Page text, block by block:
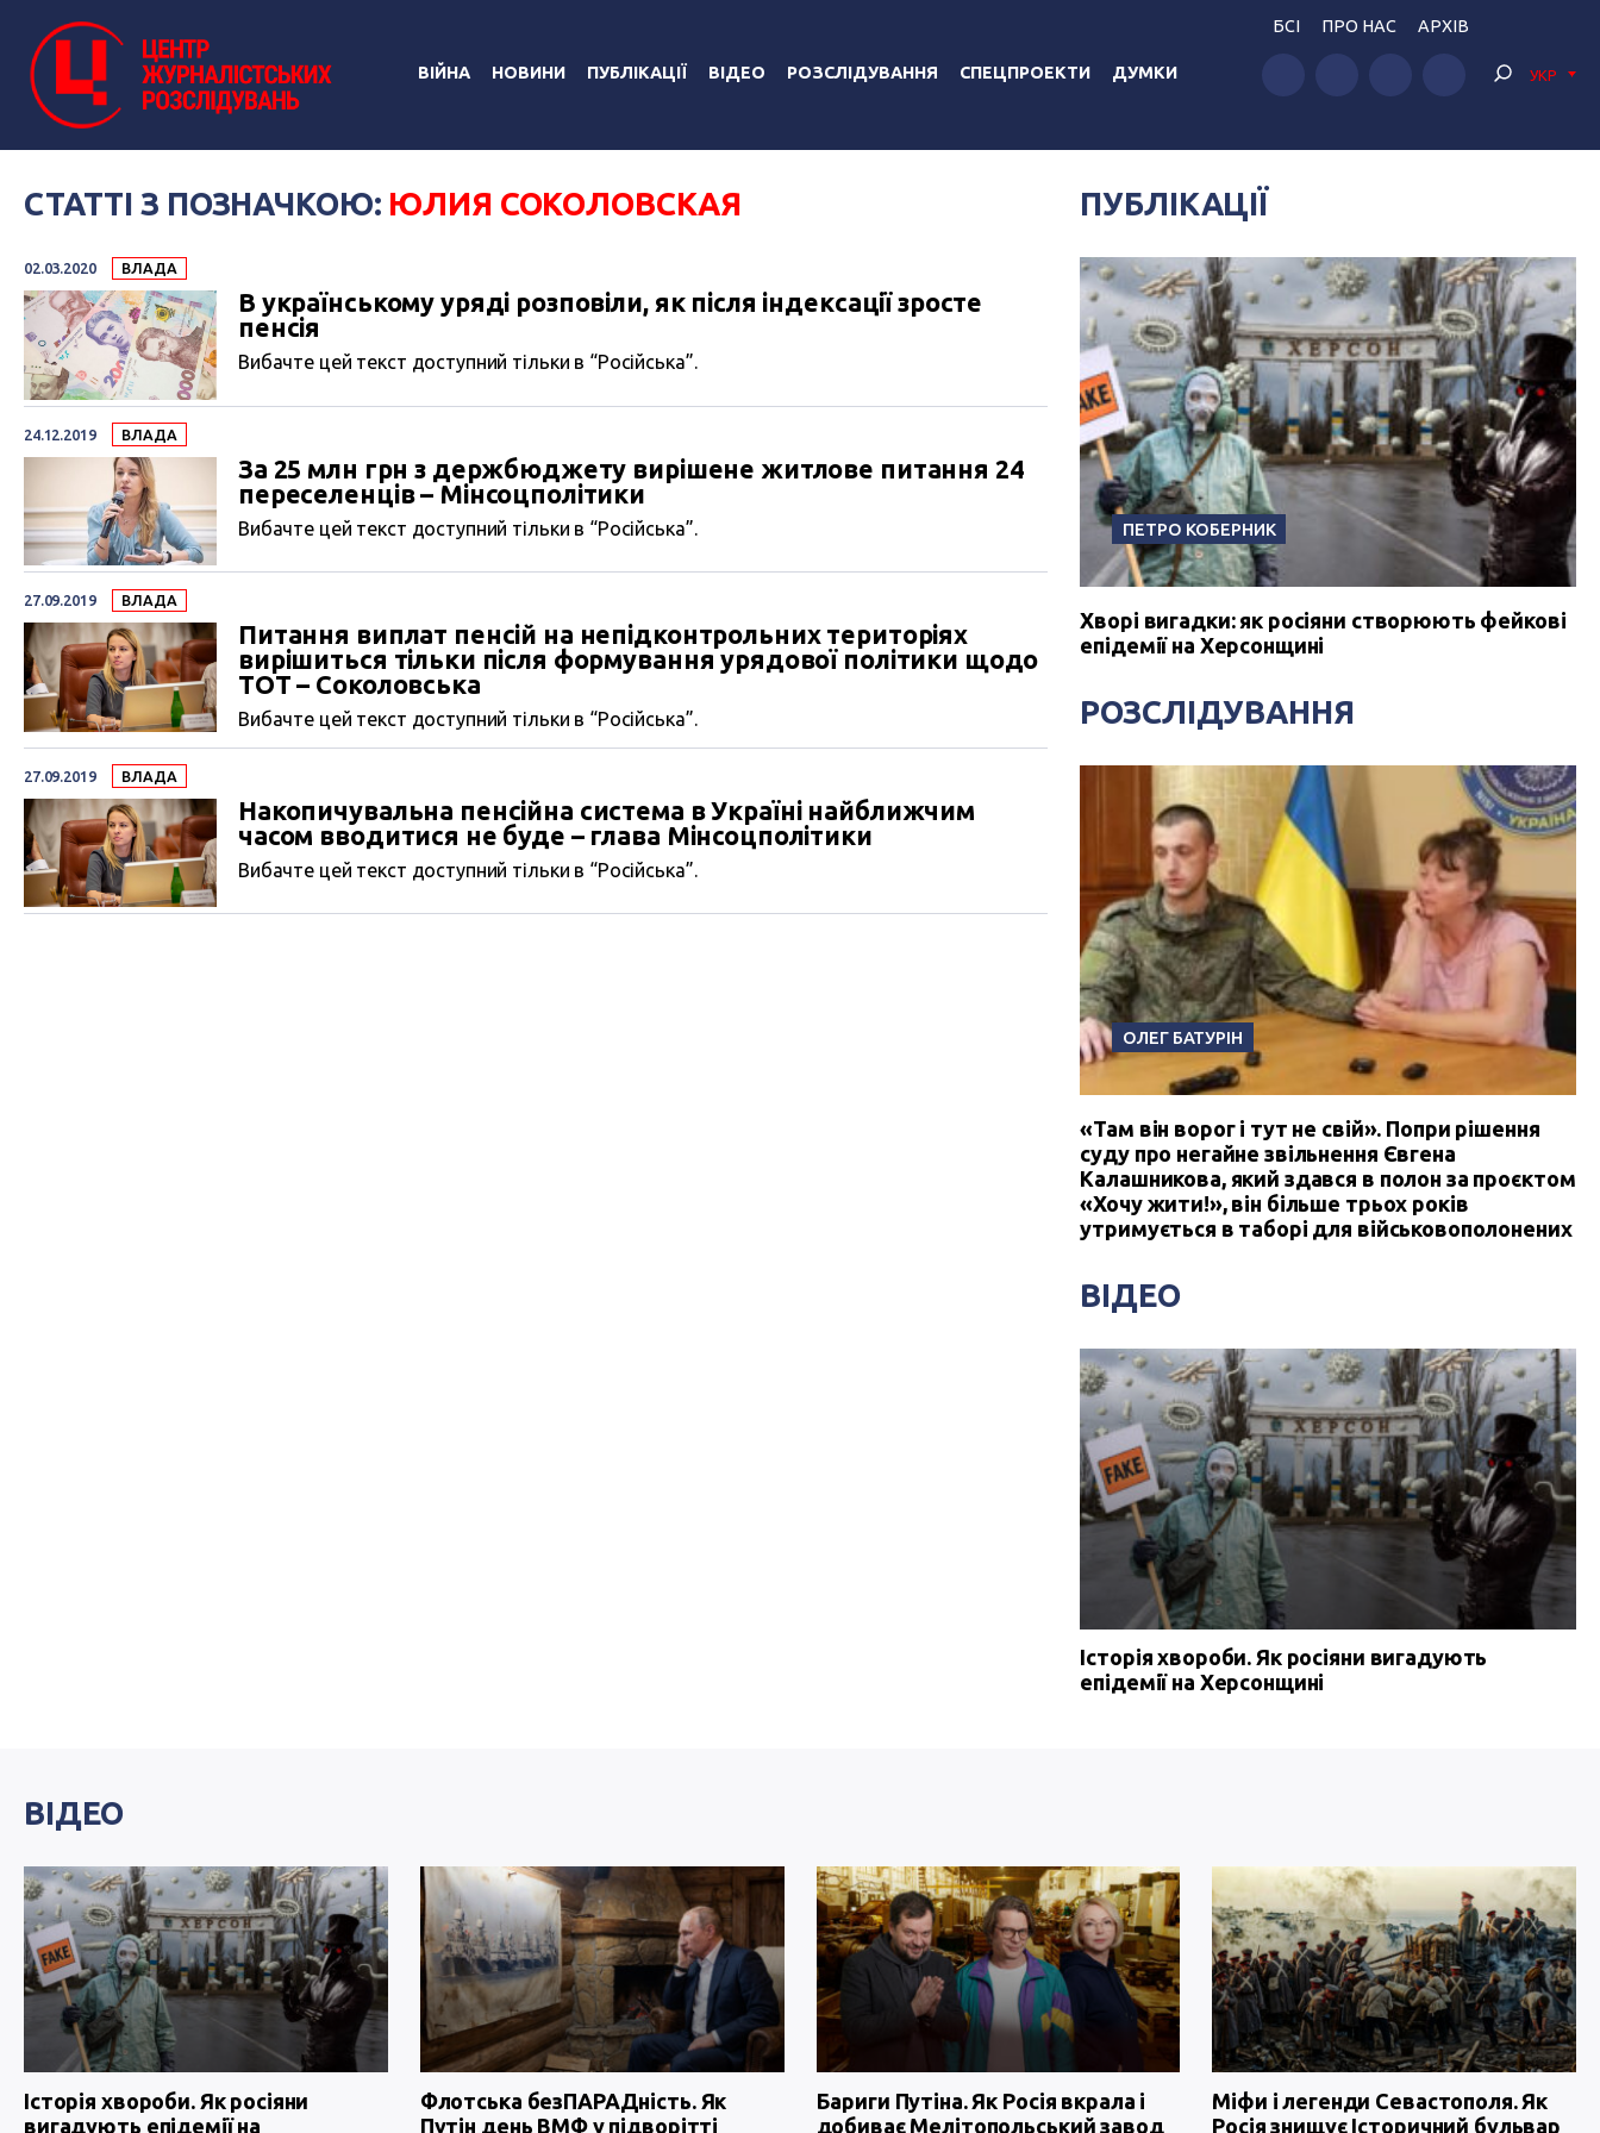
ВІЙНА НОВИНИ ПУБЛІКАЦІЇ ВІДЕО РОЗСЛІДУВАННЯ СПЕЦПРОЕКТИ ДУМКИ
БСІ ПРО НАС АРХІВ
УКР
СТАТТІ З ПОЗНАЧКОЮ: ЮЛИЯ СОКОЛОВСКАЯ
02.03.2020 ВЛАДА
В українському уряді розповіли, як після індексації зросте
пенсія
Вибачте цей текст доступний тільки в “Російська”.
24.12.2019 ВЛАДА
За 25 млн грн з держбюджету вирішене житлове питання 24
переселенців – Мінсоцполітики
Вибачте цей текст доступний тільки в “Російська”.
27.09.2019 ВЛАДА
Питання виплат пенсій на непідконтрольних територіях
вирішиться тільки після формування урядової політики щодо
ТОТ – Соколовська
Вибачте цей текст доступний тільки в “Російська”.
27.09.2019 ВЛАДА
Накопичувальна пенсійна система в Україні найближчим
часом вводитися не буде – глава Мінсоцполітики
Вибачте цей текст доступний тільки в “Російська”.
ПУБЛІКАЦІЇ
ПЕТРО КОБЕРНИК
Хворі вигадки: як росіяни створюють фейкові
епідемії на Херсонщині
РОЗСЛІДУВАННЯ
ОЛЕГ БАТУРІН
«Там він ворог і тут не свій». Попри рішення
суду про негайне звільнення Євгена
Калашникова, який здався в полон за проєктом
«Хочу жити!», він більше трьох років
утримується в таборі для військовополонених
ВІДЕО
Історія хвороби. Як росіяни вигадують
епідемії на Херсонщині
ВІДЕО
Історія хвороби. Як росіяни
вигадують епідемії на
Флотська безПАРАДність. Як
Путін день ВМФ у підворітті
Бариги Путіна. Як Росія вкрала і
добиває Мелітопольський завод
Міфи і легенди Севастополя. Як
Росія знищує Історичний бульвар